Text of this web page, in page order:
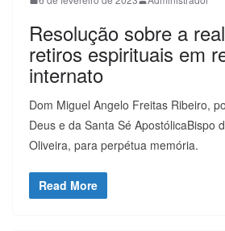
Resolução sobre a
retiros espirituais em
internato
Dom Miguel Angelo Freitas Ribeiro,
Deus e da Santa Sé ApostólicaBispo
Oliveira, para perpétua memória.
Read More